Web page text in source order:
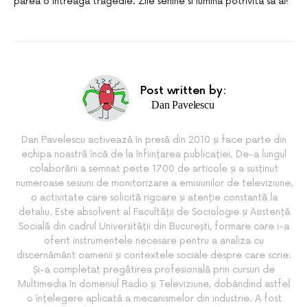
Post written by:
Dan Pavelescu
Dan Pavelescu activează în presă din 2010 și face parte din
echipa noastră încă de la înființarea publicației. De-a lungul
colaborării a semnat peste 1700 de articole și a susținut
numeroase sesiuni de monitorizare a emisiunilor de televiziune,
o activitate care solicită rigoare și atenție constantă la
detaliu. Este absolvent al Facultății de Sociologie și Asistență
Socială din cadrul Universității din București, formare care i-a
oferit instrumentele necesare pentru a analiza cu
discernământ oamenii și contextele sociale despre care scrie.
Și-a completat pregătirea profesională prin cursuri de
Multimedia în domeniul Radio și Televiziune, dobândind astfel
o înțelegere aplicată a mecanismelor din industrie. A fost